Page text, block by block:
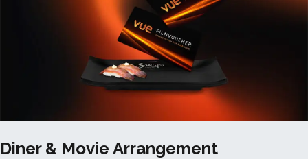
Diner & Movie Arrangement